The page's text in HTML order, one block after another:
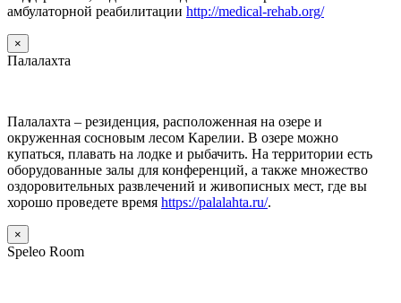
амбулаторной реабилитации http://medical-rehab.org/
×
Палалахта
Палалахта – резиденция, расположенная на озере и
окруженная сосновым лесом Карелии. В озере можно
купаться, плавать на лодке и рыбачить. На территории есть
оборудованные залы для конференций, а также множество
оздоровительных развлечений и живописных мест, где вы
хорошо проведете время https://palalahta.ru/.
×
Speleo Room